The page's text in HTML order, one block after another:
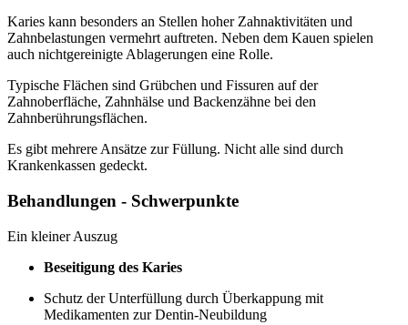
Karies kann besonders an Stellen hoher Zahnaktivitäten und
Zahnbelastungen vermehrt auftreten. Neben dem Kauen spielen
auch nichtgereinigte Ablagerungen eine Rolle.
Typische Flächen sind Grübchen und Fissuren auf der
Zahnoberfläche, Zahnhälse und Backenzähne bei den
Zahnberührungsflächen.
Es gibt mehrere Ansätze zur Füllung. Nicht alle sind durch
Krankenkassen gedeckt.
Behandlungen - Schwerpunkte
Ein kleiner Auszug
Beseitigung des Karies
Schutz der Unterfüllung durch Überkappung mit
Medikamenten zur Dentin-Neubildung